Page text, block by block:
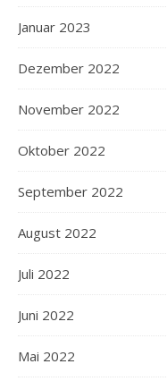
Januar 2023
Dezember 2022
November 2022
Oktober 2022
September 2022
August 2022
Juli 2022
Juni 2022
Mai 2022